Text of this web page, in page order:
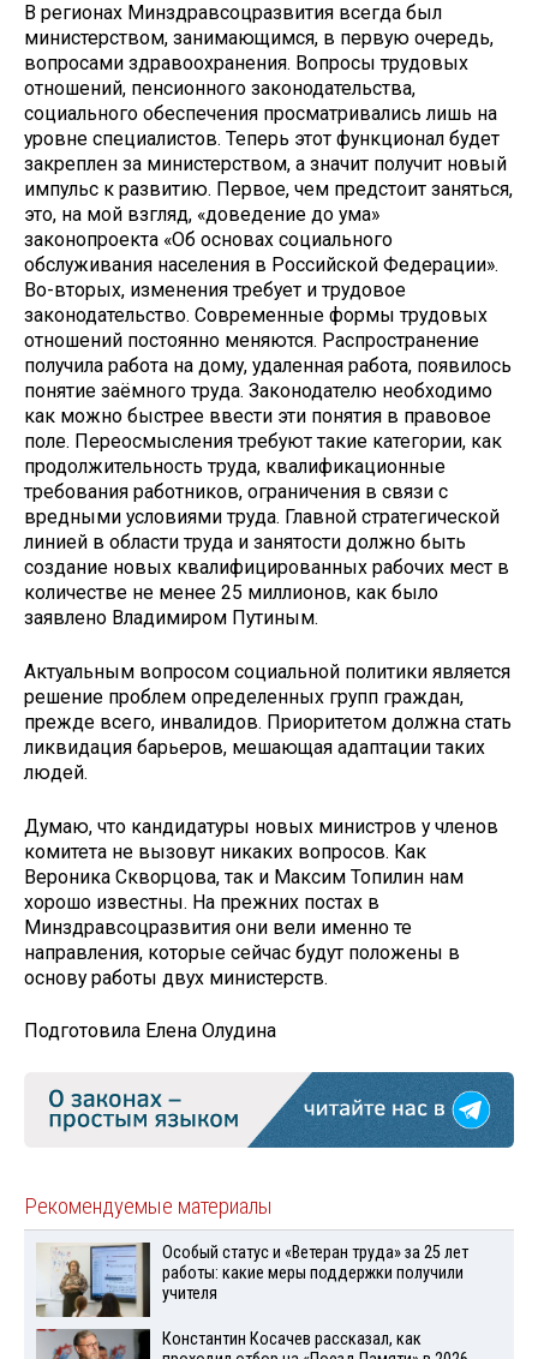
В регионах Минздравсоцразвития всегда был
министерством, занимающимся, в первую очередь,
вопросами здравоохранения. Вопросы трудовых
отношений, пенсионного законодательства,
социального обеспечения просматривались лишь на
уровне специалистов. Теперь этот функционал будет
закреплен за министерством, а значит получит новый
импульс к развитию. Первое, чем предстоит заняться,
это, на мой взгляд, «доведение до ума»
законопроекта «Об основах социального
обслуживания населения в Российской Федерации».
Во-вторых, изменения требует и трудовое
законодательство. Современные формы трудовых
отношений постоянно меняются. Распространение
получила работа на дому, удаленная работа, появилось
понятие заёмного труда. Законодателю необходимо
как можно быстрее ввести эти понятия в правовое
поле. Переосмысления требуют такие категории, как
продолжительность труда, квалификационные
требования работников, ограничения в связи с
вредными условиями труда. Главной стратегической
линией в области труда и занятости должно быть
создание новых квалифицированных рабочих мест в
количестве не менее 25 миллионов, как было
заявлено Владимиром Путиным.
Актуальным вопросом социальной политики является
решение проблем определенных групп граждан,
прежде всего, инвалидов. Приоритетом должна стать
ликвидация барьеров, мешающая адаптации таких
людей.
Думаю, что кандидатуры новых министров у членов
комитета не вызовут никаких вопросов. Как
Вероника Скворцова, так и Максим Топилин нам
хорошо известны. На прежних постах в
Минздравсоцразвития они вели именно те
направления, которые сейчас будут положены в
основу работы двух министерств.
Подготовила Елена Олудина
Рекомендуемые материалы
Особый статус и «Ветеран труда» за 25 лет
работы: какие меры поддержки получили
учителя
Константин Косачев рассказал, как